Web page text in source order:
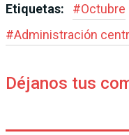
Etiquetas: #Octubre
#Administración
Déjanos tus